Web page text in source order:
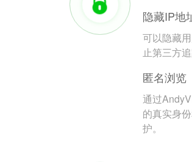
隐藏IP地
可以隐藏
止第三方
匿名浏览
通过
的真实身
护。